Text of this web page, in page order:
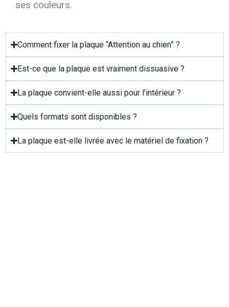
ses couleurs.
Comment fixer la plaque “Attention au chien” ?
Est-ce que la plaque est vraiment dissuasive ?
La plaque convient-elle aussi pour l’intérieur ?
Quels formats sont disponibles ?
La plaque est-elle livrée avec le matériel de fixation ?